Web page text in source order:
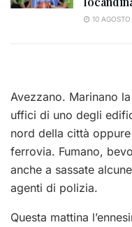
10
Avezzano. Marinano
uffici di uno degli
nord della città
ferrovia. Fumano,
anche a sassate
agenti di polizia.
Questa mattina